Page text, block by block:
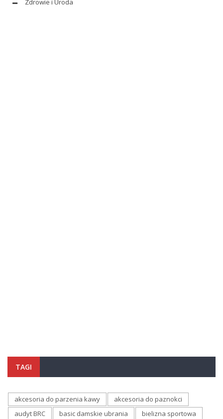
Zdrowie i Uroda
TAGI
akcesoria do parzenia kawy
akcesoria do paznokci
audyt BRC
basic damskie ubrania
bielizna sportowa